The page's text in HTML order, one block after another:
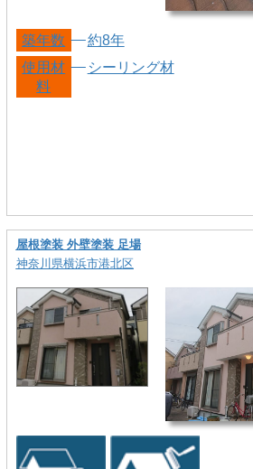
築年数
約8年
使用材
料
シーリング材
屋根塗装 外壁塗装 足場
神奈川県横浜市港北区